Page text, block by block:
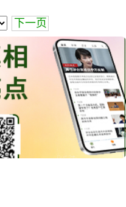
下一页